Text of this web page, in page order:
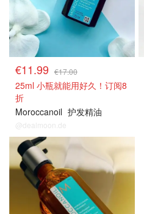
€11.99 €17.00
25ml 小瓶就能用好久！订阅8
折
Moroccanoil 护发精油
@dealmoon.de